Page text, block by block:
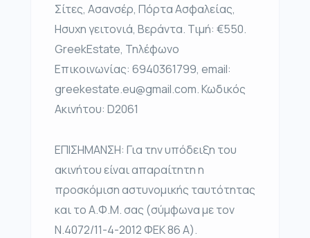
Σίτες, Ασανσέρ, Πόρτα Ασφαλείας,
Ησυχη γειτονιά, Βεράντα. Τιμή: €550.
GreekEstate, Τηλέφωνο
Επικοινωνίας: 6940361799, email:
greekestate.eu@gmail.com. Κωδικός
Ακινήτου: D2061
ΕΠΙΣΗΜΑΝΣΗ: Για την υπόδειξη του
ακινήτου είναι απαραίτητη η
προσκόμιση αστυνομικής ταυτότητας
και το Α.Φ.Μ. σας (σύμφωνα με τον
Ν.4072/11-4-2012 ΦΕΚ 86 Α).